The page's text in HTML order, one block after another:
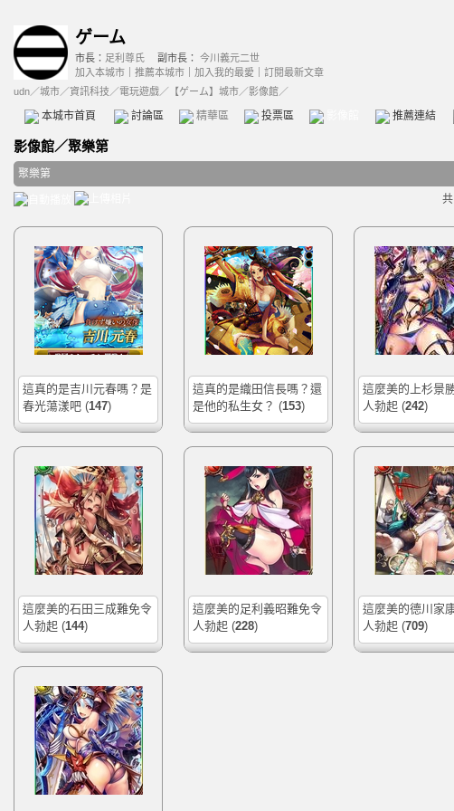
ゲーム
市長： 足利尊氏 副市長： 今川義元二世
加入本城市
推薦本城市 加入我的最愛
訂閱最新文章
udn／城市／資訊科技 ／電玩遊戲／ 【ゲーム】城市／影像館／
本城市首頁 討論區 精華區 投票區 影像館 推薦連結
影像館／聚樂第
聚樂第
共
這真的是吉川元春嗎？是
春光蕩漾吧 (147)
這真的是織田信長嗎？還
是他的私生女？ (153)
這麼美的上杉景
人勃起 (242)
這麼美的石田三成難免令
人勃起 (144)
這麼美的足利義昭難免令
人勃起 (228)
這麼美的德川家
人勃起 (709)